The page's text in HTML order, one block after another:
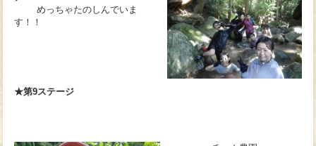
めっちゃたのしんでいま
す！！
★第9ステージ